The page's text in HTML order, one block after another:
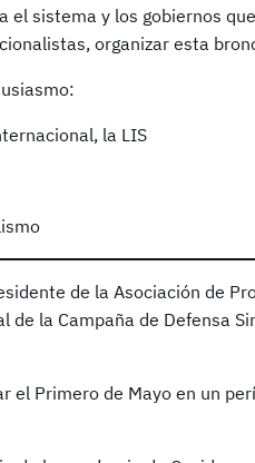
el sistema y los gobiernos
organizar esta
la LIS
de la Asociación de
la Campaña de Defensa
el Primero de Mayo en un